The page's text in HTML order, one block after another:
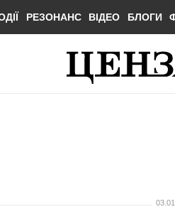
РЕЗОНАНС ВІДЕО БЛОГИ